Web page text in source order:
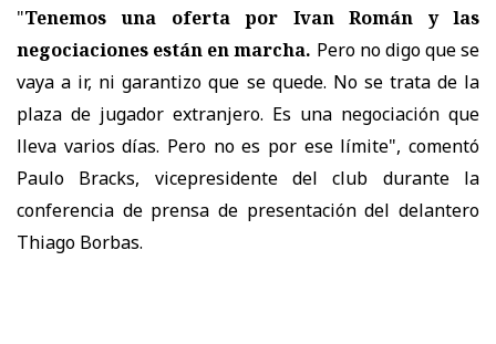
"Tenemos una oferta por Ivan Román y las
negociaciones están en marcha. Pero no digo que se
vaya a ir, ni garantizo que se quede. No se trata de la
plaza de jugador extranjero. Es una negociación que
lleva varios días. Pero no es por ese límite", comentó
Paulo Bracks, vicepresidente del club durante la
conferencia de prensa de presentación del delantero
Thiago Borbas.